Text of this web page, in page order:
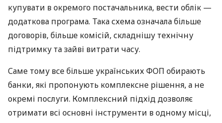
купувати в окремого постачальника, вести облік —
додаткова програма. Така схема означала більше
договорів, більше комісій, складнішу технічну
підтримку та зайві витрати часу.
Саме тому все більше українських ФОП обирають
банки, які пропонують комплексне рішення, а не
окремі послуги. Комплексний підхід дозволяє
отримати всі основні інструменти в одному місці,